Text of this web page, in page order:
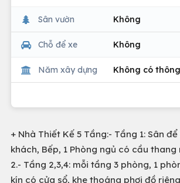
Sân vườn Không
Chỗ để xe Không
Năm xây dựng Không có
+ Nhà Thiết Kế 5 Tầng:- Tầng 1: Sân để
khách, Bếp, 1 Phòng ngủ có cầu
2.- Tầng 2,3,4: mỗi tầng 3 phòng, 1
kín có cửa sổ, khe thoáng phơi đồ